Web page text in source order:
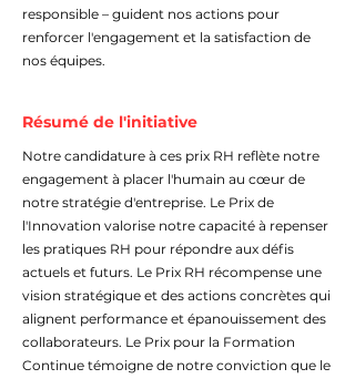
responsible – guident nos actions pour
renforcer l'engagement et la satisfaction de
nos équipes.
Résumé de l'initiative
Notre candidature à ces prix RH reflète notre
engagement à placer l'humain au cœur de
notre stratégie d'entreprise. Le Prix de
l'Innovation valorise notre capacité à repenser
les pratiques RH pour répondre aux défis
actuels et futurs. Le Prix RH récompense une
vision stratégique et des actions concrètes qui
alignent performance et épanouissement des
collaborateurs. Le Prix pour la Formation
Continue témoigne de notre conviction que le